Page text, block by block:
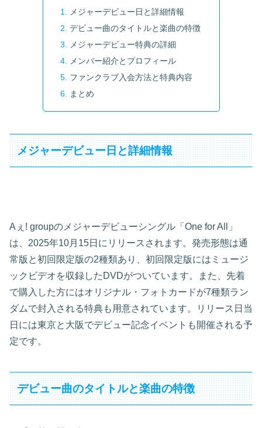
メジャーデビュー日と詳細情報
デビュー曲のタイトルと楽曲の特徴
メジャーデビュー特典の詳細
メンバー紹介とプロフィール
ファンクラブ入会方法と特典内容
まとめ
メジャーデビュー日と詳細情報
Aぇ! groupのメジャーデビューシングル「One for All」
は、2025年10月15日にリリースされます。発売形態は通
常版と初回限定版の2種類あり、初回限定版にはミュージ
ックビデオを収録したDVDがついています。また、先着
で購入した方にはオリジナル・フォトカードが7種類ラン
ダムで封入される特典も用意されています。リリース日当
日には東京と大阪でデビュー記念イベントも開催される予
定です。
デビュー曲のタイトルと楽曲の特徴